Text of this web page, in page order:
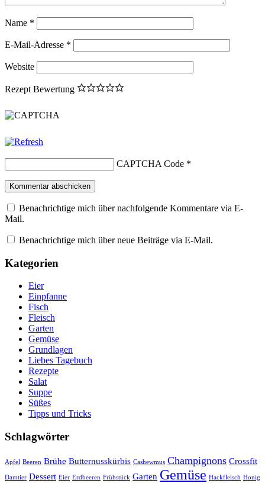
Name *
E-Mail-Adresse *
Website
Rezept Bewertung
CAPTCHA Code *
Benachrichtige mich über nachfolgende Kommentare via E-
Mail.
Benachrichtige mich über neue Beiträge via E-Mail.
Kategorien
Eier
Einpfanne
Fisch
Fleisch
Garten
Gemüse
Grundlagen
Liebes Tagebuch
Rezepte
Salat
Suppe
Süßes
Tipps und Tricks
Schlagwörter
Apfel Beeren Brühe Butternusskürbis Cashewmus Champignons Crossfit
Damtier Dessert Eier Erdbeeren Frühstück Garten Gemüse Hackfleisch Honig